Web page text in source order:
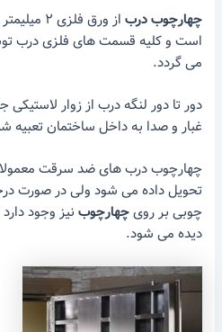
چهارچوب درب
از ورق
است و کلیه قسمت های فلزی درب
می گردد.
دور تا دور لنگه درب از زوار
غبار و صدا به داخل ساختمان
چهارچوب درب های ضد سرقت
تحویل داده می شود ولی در صورت
چوبی بر رویچهارچوب نیز وجود
دیده می شود.